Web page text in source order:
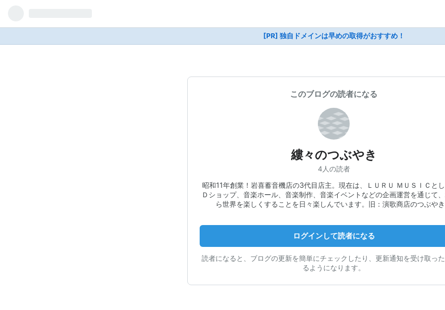
[PR] 独自ドメインは早めの取得がおすすめ！
このブログの読者になる
縷々のつぶやき
4人の読者
昭和11年創業！岩喜蓄音機店の3代目店主。現在は、ＬＵＲＵ ＭＵＳＩＣと
Ｄショップ、音楽ホール、音楽制作、音楽イベントなどの企画運営を通じて
ら世界を楽しくすることを日々楽しんでいます。旧：演歌商店のつぶやき
ログインして読者になる
読者になると、ブログの更新を簡単にチェックしたり、更新通知を受け取っ
るようになります。